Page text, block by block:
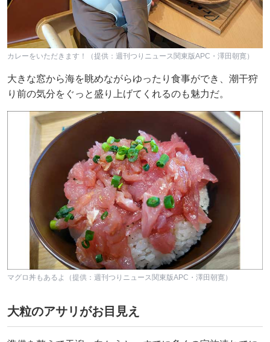
カレーをいただきます！（提供：週刊つりニュース関東版APC・澤田朝寛）
大きな窓から海を眺めながらゆったり食事ができ、潮干狩
り前の気分をぐっと盛り上げてくれるのも魅力だ。
マグロ丼もあるよ（提供：週刊つりニュース関東版APC・澤田朝寛）
大粒のアサリがお目見え